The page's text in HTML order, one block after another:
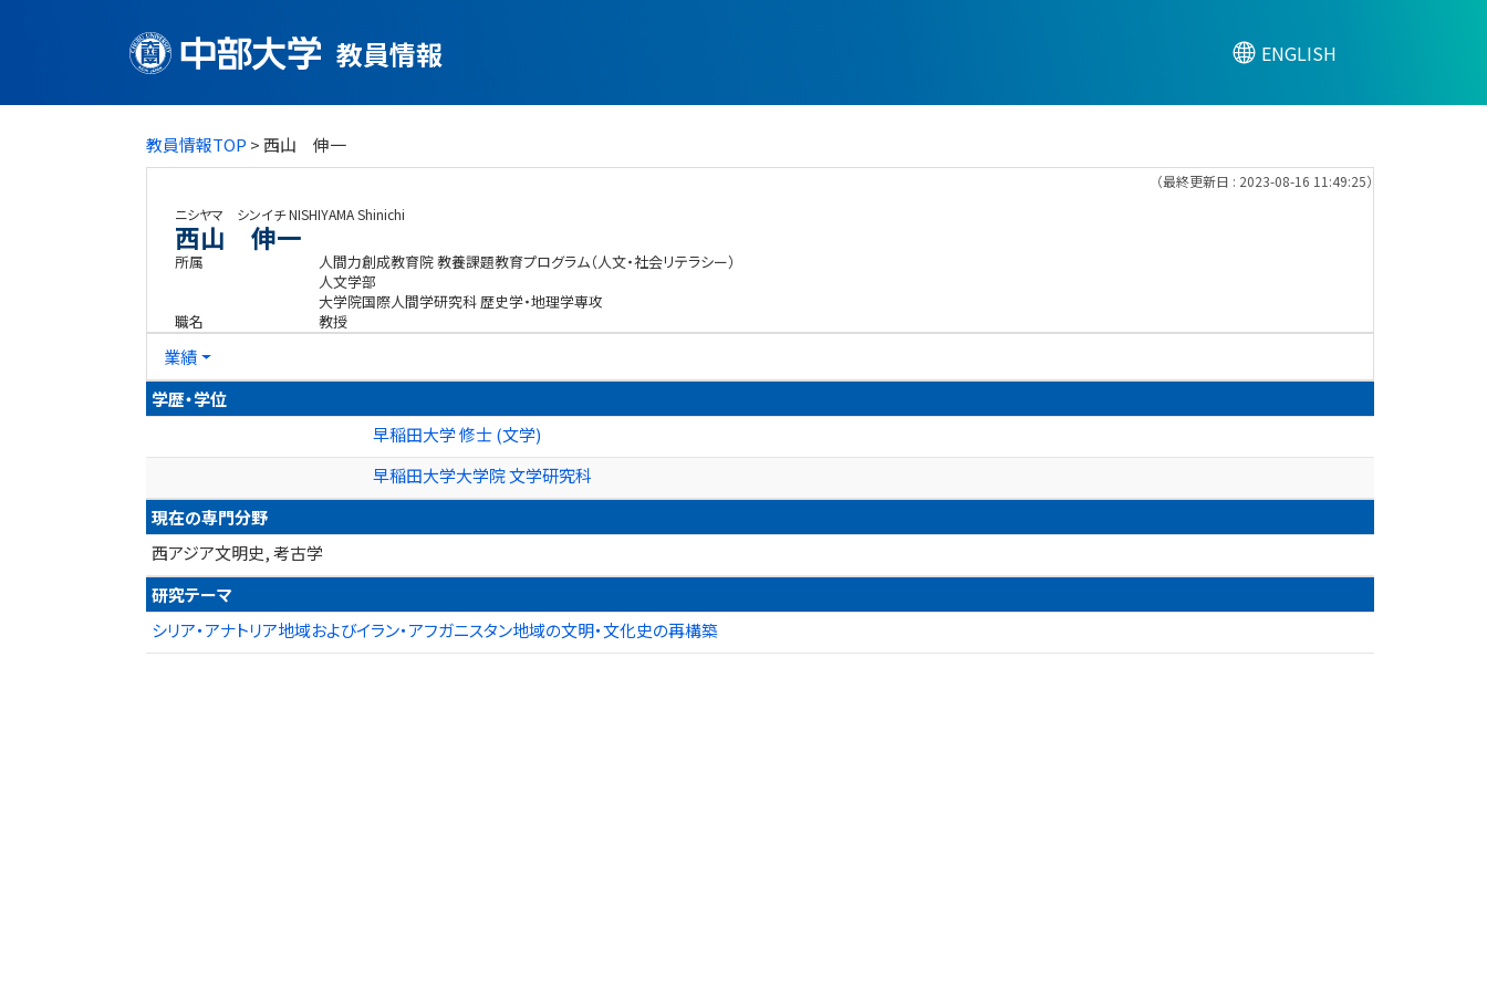
教員情報 ENGLISH
教員情報TOP > 西山 伸一
（最終更新日 : 2023-08-16 11:49:25）
ニシヤマ シンイチNISHIYAMA Shinichi
西山 伸一
所属
人間力創成教育院 教養課題教育プログラム（人文・社会リテラシー）
人文学部
大学院国際人間学研究科 歴史学・地理学専攻
職名
教授
業績
学歴・学位
早稲田大学 修士 (文学)
早稲田大学大学院 文学研究科
現在の専門分野
西アジア文明史, 考古学
研究テーマ
シリア・アナトリア地域およびイラン・アフガニスタン地域の文明・文化史の再構築